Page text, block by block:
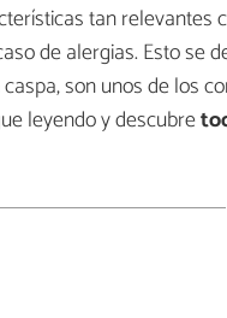
tan relevantes
de alergias. Esto se
son unos de los
leyendo y descubre